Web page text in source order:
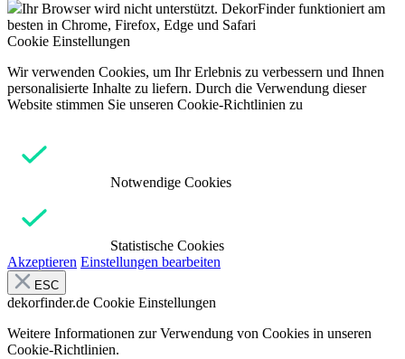
Ihr Browser wird nicht unterstützt. DekorFinder funktioniert am
besten in Chrome, Firefox, Edge und Safari
Cookie Einstellungen
Wir verwenden Cookies, um Ihr Erlebnis zu verbessern und Ihnen
personalisierte Inhalte zu liefern. Durch die Verwendung dieser
Website stimmen Sie unseren Cookie-Richtlinien zu
Notwendige Cookies
Statistische Cookies
Akzeptieren Einstellungen bearbeiten
ESC
dekorfinder.de Cookie Einstellungen
Weitere Informationen zur Verwendung von Cookies in unseren
Cookie-Richtlinien.